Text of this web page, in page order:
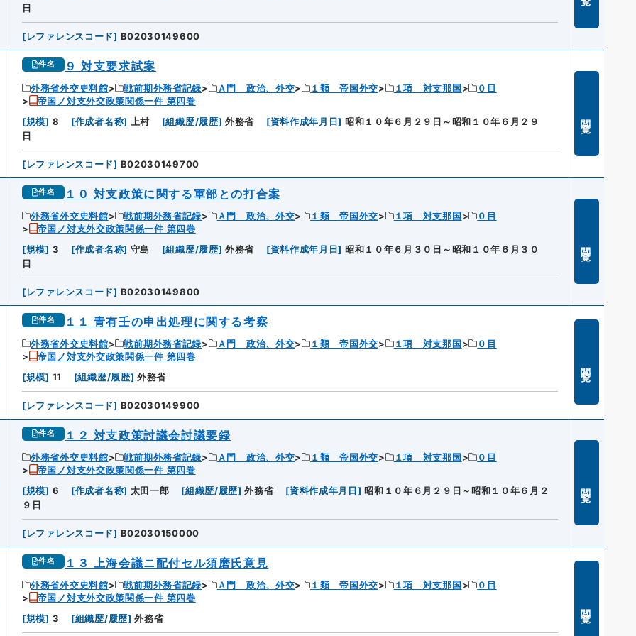
日
[レファレンスコード] B02030149600
件名 ９ 対支要求試案
外務省外交史料館 戦前期外務省記録 Ａ門 政治、外交 １類 帝国外交 １項 対支那国
０目
帝国ノ対支外交政策関係一件 第四巻
[規模] 8 [作成者名称] 上村 [組織歴/履歴] 外務省 [資料作成年月日] 昭和１０年６月２９日～昭和１０年６月２９
日
[レファレンスコード] B02030149700
件名 １０ 対支政策に関する軍部との打合案
外務省外交史料館 戦前期外務省記録 Ａ門 政治、外交 １類 帝国外交 １項 対支那国
０目
帝国ノ対支外交政策関係一件 第四巻
[規模] 3 [作成者名称] 守島 [組織歴/履歴] 外務省 [資料作成年月日] 昭和１０年６月３０日～昭和１０年６月３０
日
[レファレンスコード] B02030149800
件名 １１ 青有壬の申出処理に関する考察
外務省外交史料館 戦前期外務省記録 Ａ門 政治、外交 １類 帝国外交 １項 対支那国
０目
帝国ノ対支外交政策関係一件 第四巻
[規模] 11 [組織歴/履歴] 外務省
[レファレンスコード] B02030149900
件名 １２ 対支政策討議会討議要録
外務省外交史料館 戦前期外務省記録 Ａ門 政治、外交 １類 帝国外交 １項 対支那国
０目
帝国ノ対支外交政策関係一件 第四巻
[規模] 6 [作成者名称] 太田一郎 [組織歴/履歴] 外務省 [資料作成年月日] 昭和１０年６月２９日～昭和１０年６月２
９日
[レファレンスコード] B02030150000
件名 １３ 上海会議ニ配付セル須磨氏意見
外務省外交史料館 戦前期外務省記録 Ａ門 政治、外交 １類 帝国外交 １項 対支那国
０目
帝国ノ対支外交政策関係一件 第四巻
[規模] 3 [組織歴/履歴] 外務省